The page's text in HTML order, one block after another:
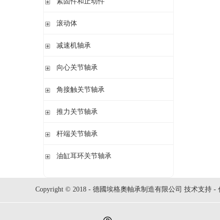
立式轴承座S30,剖分适用于带紧定套的圆锥孔调心滚子轴承
立式轴承座LOE,剖分用于圆柱孔调心滚子轴承
立式轴承座LOE,剖分适用于带紧定套的圆锥孔调心滚子轴承
立式轴承座BND,非剖分适用于调心滚子轴承
带法兰的轴承座F5,非剖分用于带紧定套的圆锥孔轴承
紧定套
锁紧螺母
止动垫圈
止动卡板
滚动体
钢球
减速机轴承
无外圈满装圆柱滚子轴承 RSL系列
外球面满滚子轴承 SL05,SL06 系列
双列满装圆柱滚子轴承 SL1849系列
单列满装圆柱滚子轴承 SL1830 系列
向心关节轴承
向心关节轴承
角接触关节轴承
角接触关节轴承
推力关节轴承
推力关节轴承
杆端关节轴承
杆端关节轴承
油缸耳环关节轴承
Copyright © 2018 - 德國埃格奧軸承制造有限公司 技术支持 -